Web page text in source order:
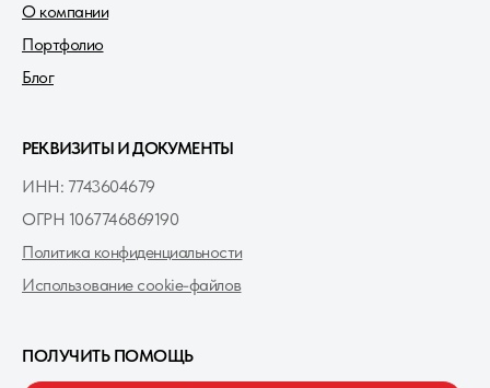
ПОЛУЧИТЬ ПОМОЩЬ
ИНН: 7743604679
Портфолио
Блог
О компании
ОГРН 1067746869190
РЕКВИЗИТЫ И ДОКУМЕНТЫ
Политика конфиденциальности
Использование cookie-файлов